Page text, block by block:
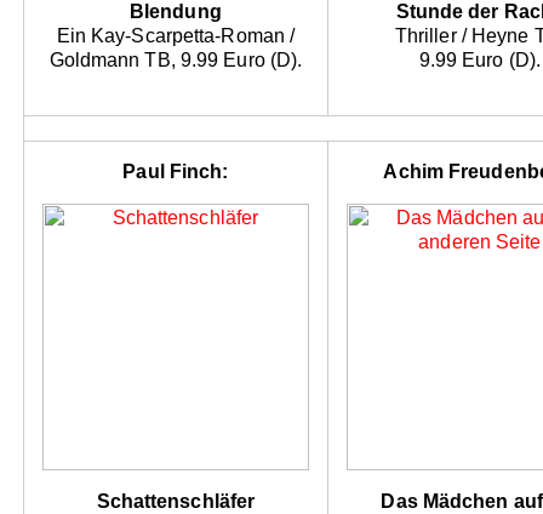
Blendung
Ein Kay-Scarpetta-Roman /
Goldmann TB, 9.99 Euro (D).
Stunde der
Thriller / Heyne
9.99 Euro (D).
Paul Finch:
Schattenschläfer
Achim
Das Mädchen